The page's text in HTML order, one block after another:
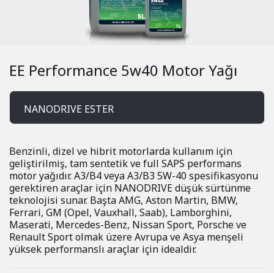
EE Performance 5w40 Motor Yağı
NANODRIVE ESTER
Benzinli, dizel ve hibrit motorlarda kullanım için
geliştirilmiş, tam sentetik ve full SAPS performans
motor yağıdır. A3/B4 veya A3/B3 5W-40 spesifikasyonu
gerektiren araçlar için NANODRIVE düşük sürtünme
teknolojisi sunar. Başta AMG, Aston Martin, BMW,
Ferrari, GM (Opel, Vauxhall, Saab), Lamborghini,
Maserati, Mercedes-Benz, Nissan Sport, Porsche ve
Renault Sport olmak üzere Avrupa ve Asya menşeli
yüksek performanslı araçlar için idealdir.